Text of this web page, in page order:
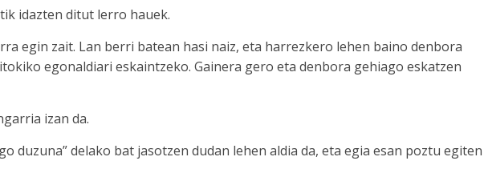
idazten ditut lerro hauek.
egin zait. Lan berri batean hasi naiz, eta harrezkero lehen baino denbora
egonaldiari eskaintzeko. Gainera gero eta denbora gehiago eskatzen
izan da.
duzuna” delako bat jasotzen dudan lehen aldia da, eta egia esan poztu egiten